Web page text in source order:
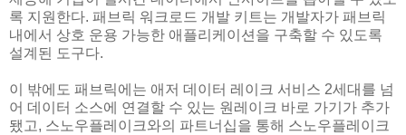
록 지원한다. 패브릭 워크로드 개발 키트는 개발자가 패브릭
내에서 상호 운용 가능한 애플리케이션을 구축할 수 있도록
설계된 도구다.
이 밖에도 패브릭에는 애저 데이터 레이크 서비스 2세대를 넘
어 데이터 소스에 연결할 수 있는 원레이크 바로 가기가 추가
됐고, 스노우플레이크와의 파트너십을 통해 스노우플레이크